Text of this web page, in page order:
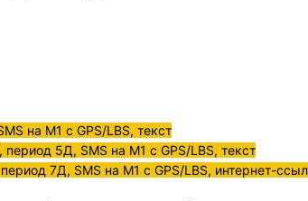
на M1 с GPS/LBS, текст
5Д, SMS на M1 с GPS/LBS, текст
7Д, SMS на M1 с GPS/LBS, интернет-